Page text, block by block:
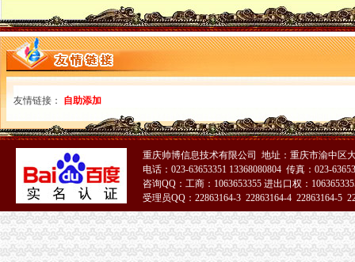
企业登记代理国际贸易水城路龙溪路财务会计公司申报税-上海58同城
本期关注干部作风转变
渝北区安捷工商咨询服务部
晨报万事通_新浪新闻
[广州市]广州市荔湾区龙溪小学教学楼维修工程施工专业承包-招标公告|
石家庄信和工程项目管理有限公司-搜百科
中房·安业贷(图)_网易新闻
柳州市龙溪水利水电建设投资有限公司广西落久水利枢纽工程水轮发电
柳州市龙溪水利水电建设投资有限公司广西落久水利枢纽工程闸门制造
宜州市龙溪路一期工程（桂茂路东）拆迁安置区场平、道路及排水工程
湖州金业建设工程招标代理有限公司关于湖州市建设工程质量监督监测
我想炒股_百度知道
龙溪代办执照
龙溪大道道路工程（一标段三工区、二标段六、七工区）光缆迁改工程
2018年度长兴县公路管理局公路养护专项工程招标代理招标公告-湖州
宜州市龙溪路(二桥至三桥)道路工程(二标段)施工招标公告_
友情链接： 自助添加
重庆帅博信息技术有限公司 地址：重庆市渝中区
电话：023-63653351 13368080804 传真：023-
咨询QQ：工商：1063653355 进出口权：
受理员QQ：22863164-3 22863164-4 22863164-5
51La